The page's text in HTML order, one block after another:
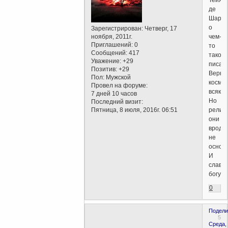
Зарегистрирован: Четверг, 17
ноября, 2011г.
Приглашений: 0
Сообщений: 417
Уважение: +29
Позитив: +29
Пол: Мужской
Провел на форуме:
7 дней 10 часов
Последний визит:
Пятница, 8 июля, 2016г. 06:51
де
о
чем-
то
таком
писал,
Но
они
вроде
не
И
слава
богу
0
5
Среда,